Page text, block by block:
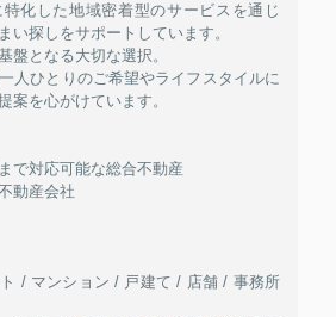
化した地域密着型のサービスを通じ
い探しをサポートしています。
盤となる大切な選択。
人ひとりのご希望やライフスタイルに
案を心がけています。
で対応可能な総合不動産
動産会社
ト / マンション / 戸建て / 店舗 / 事務所